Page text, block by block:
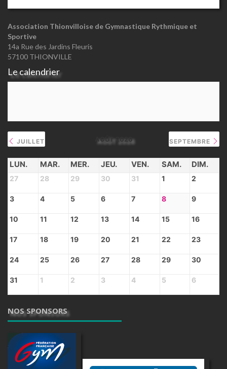
Association Thionvilloise de Gymnastique Rythmique et
Sportive
14a Rue des Jardins Fleuris
57100 THIONVILLE
Le calendrier
JUILLET AOÛT 2026 SEPTEMBRE
LUN. MAR. MER. JEU. VEN. SAM. DIM.
27 28 29 30 31 1 2
3 4 5 6 7 8 9
10 11 12 13 14 15 16
17 18 19 20 21 22 23
24 25 26 27 28 29 30
31 1 2 3 4 5 6
NOS SPONSORS